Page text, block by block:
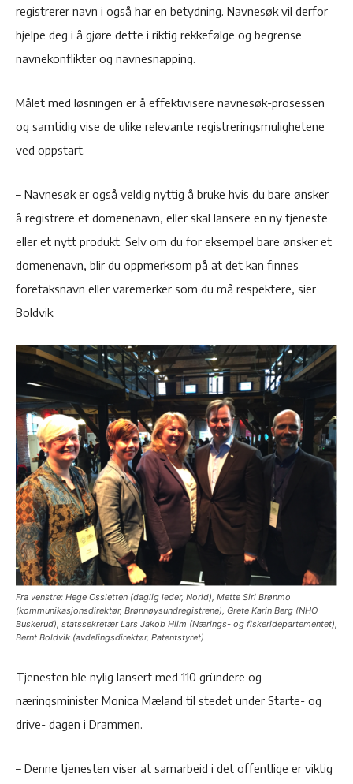
registrerer navn i også har en betydning. Navnesøk vil derfor
hjelpe deg i å gjøre dette i riktig rekkefølge og begrense
navnekonflikter og navnesnapping.
Målet med løsningen er å effektivisere navnesøk-prosessen
og samtidig vise de ulike relevante registreringsmulighetene
ved oppstart.
– Navnesøk er også veldig nyttig å bruke hvis du bare ønsker
å registrere et domenenavn, eller skal lansere en ny tjeneste
eller et nytt produkt. Selv om du for eksempel bare ønsker et
domenenavn, blir du oppmerksom på at det kan finnes
foretaksnavn eller varemerker som du må respektere, sier
Boldvik.
Fra venstre: Hege Ossletten (daglig leder, Norid), Mette Siri Brønmo
(kommunikasjonsdirektør, Brønnøysundregistrene), Grete Karin Berg (NHO
Buskerud), statssekretær Lars Jakob Hiim (Nærings- og fiskeridepartementet),
Bernt Boldvik (avdelingsdirektør, Patentstyret)
Tjenesten ble nylig lansert med 110 gründere og
næringsminister Monica Mæland til stedet under Starte- og
drive- dagen i Drammen.
– Denne tjenesten viser at samarbeid i det offentlige er viktig